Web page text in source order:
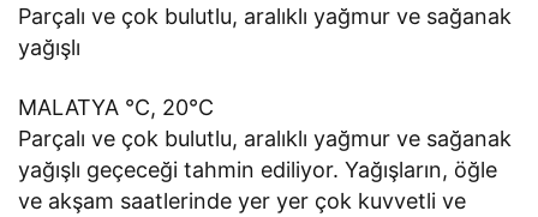
Parçalı ve çok bulutlu, aralıklı yağmur ve sağanak
yağışlı
MALATYA °C, 20°C
Parçalı ve çok bulutlu, aralıklı yağmur ve sağanak
yağışlı geçeceği tahmin ediliyor. Yağışların, öğle
ve akşam saatlerinde yer yer çok kuvvetli ve